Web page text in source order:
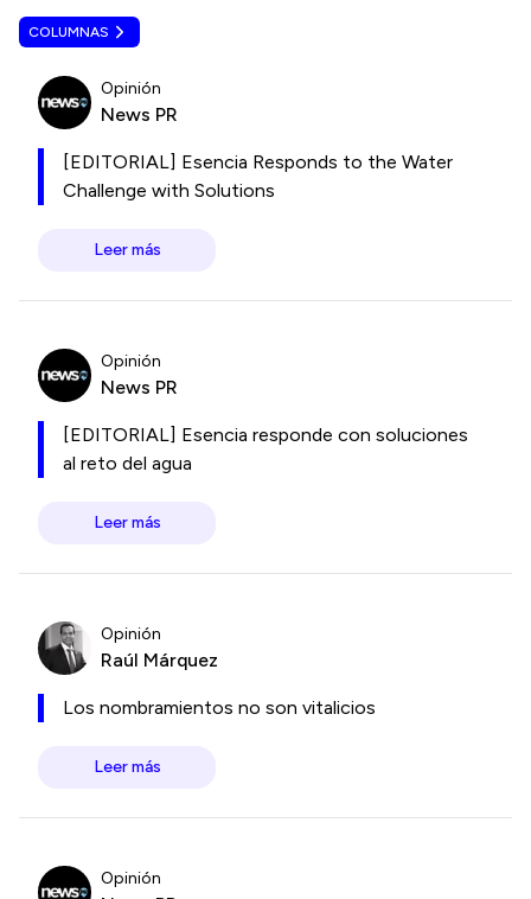
COLUMNAS
Opinión
News PR
[EDITORIAL] Esencia Responds to the Water
Challenge with Solutions
Leer más
Opinión
News PR
[EDITORIAL] Esencia responde con soluciones
al reto del agua
Leer más
Opinión
Raúl Márquez
Los nombramientos no son vitalicios
Leer más
Opinión